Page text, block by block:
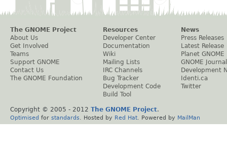
The GNOME Project
About Us
Get Involved
Teams
Support GNOME
Contact Us
The GNOME Foundation
Resources
Developer Center
Documentation
Wiki
Mailing Lists
IRC Channels
Bug Tracker
Development Code
Build Tool
News
Press Releases
Latest Release
Planet GNOME
GNOME Journal
Development
Identi.ca
Twitter
Copyright © 2005 - 2012 The GNOME Project.
Optimised for standards . Hosted by Red Hat . Powered by MailMan